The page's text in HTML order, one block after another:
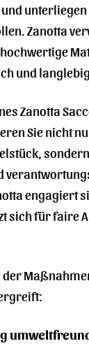
Zanotta
und
Zanotta
Sie nicht
engagiert
sich für faire